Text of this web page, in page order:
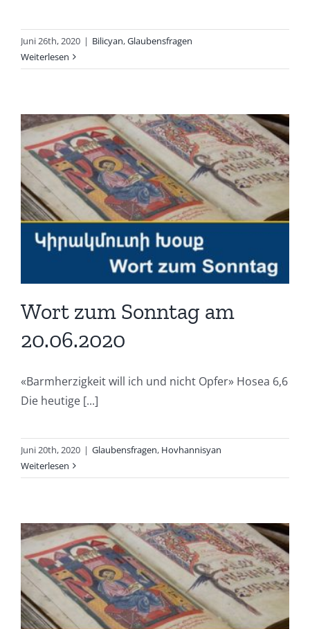
Juni 26th, 2020 | Bilicyan,Glaubensfragen
Weiterlesen
Wort zum Sonntag am
20.06.2020
«Barmherzigkeit will ich und nicht Opfer» Hosea 6,6
Die heutige [...]
Juni 20th, 2020 | Glaubensfragen, Hovhannisyan
Weiterlesen